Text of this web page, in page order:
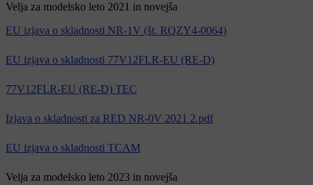
Velja za modelsko leto 2021 in novejša
EU izjava o skladnosti NR-1V (št. RQZY4-0064)
EU izjava o skladnosti 77V12FLR-EU (RE-D)
77V12FLR-EU (RE-D) TEC
Izjava o skladnosti za RED NR-0V 2021 2.pdf
EU izjava o skladnosti TCAM
Velja za modelsko leto 2023 in novejša